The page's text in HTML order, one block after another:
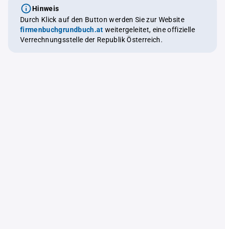
Hinweis
Durch Klick auf den Button werden Sie zur Website
firmenbuchgrundbuch.at weitergeleitet, eine offizielle
Verrechnungsstelle der Republik Österreich.